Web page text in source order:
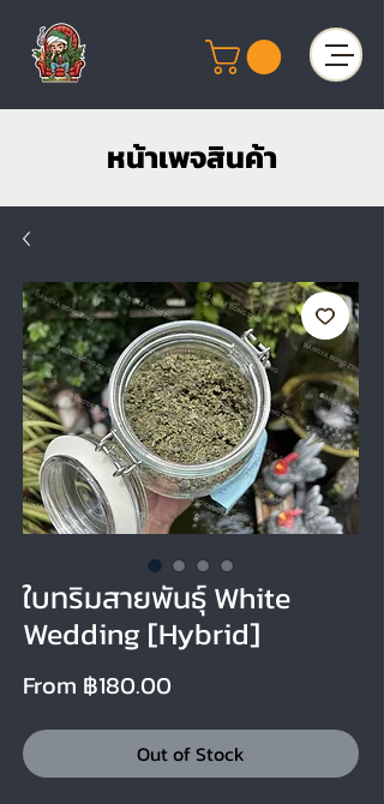
หน้าเพจสินค้า
ใบทริมสายพันธุ์ White
Wedding [Hybrid]
From ฿180.00Sale Price
Out of Stock